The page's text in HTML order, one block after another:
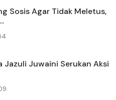
Sosis Agar Tidak Meletus,
Jazuli Juwaini Serukan Aksi